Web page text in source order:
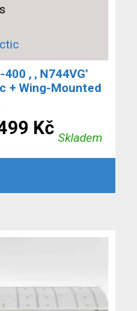
, ‚ N744VG’
+ Wing-Mounted
Kč
cena
Skladem